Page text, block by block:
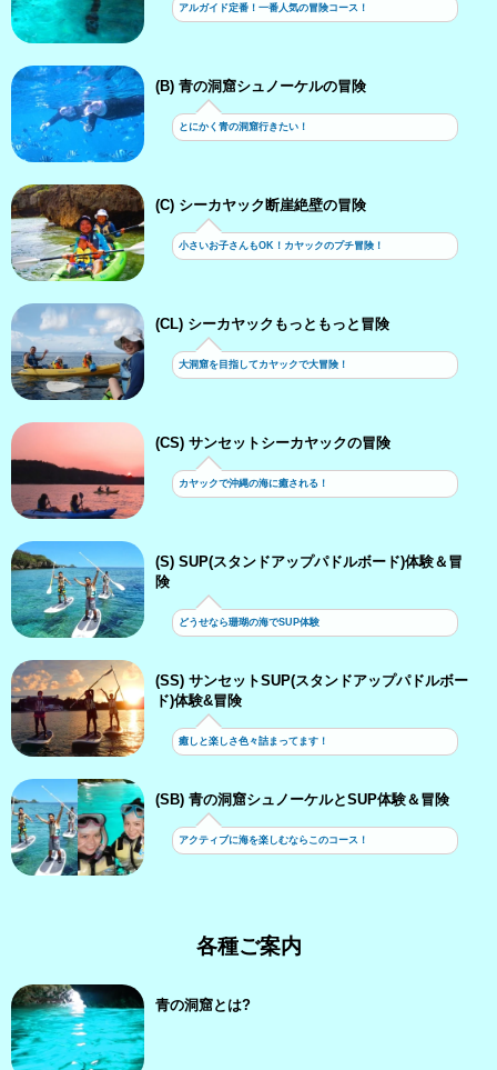
アルガイド定番！一番人気の冒険コース！
(B) 青の洞窟シュノーケルの冒険
とにかく青の洞窟行きたい！
(C) シーカヤック断崖絶壁の冒険
小さいお子さんもOK！カヤックのプチ冒険！
(CL) シーカヤックもっともっと冒険
大洞窟を目指してカヤックで大冒険！
(CS) サンセットシーカヤックの冒険
カヤックで沖縄の海に癒される！
(S) SUP(スタンドアップパドルボード)体験＆冒
険
どうせなら珊瑚の海でSUP体験
(SS) サンセットSUP(スタンドアップパドルボー
ド)体験&冒険
癒しと楽しさ色々詰まってます！
(SB) 青の洞窟シュノーケルとSUP体験＆冒険
アクティブに海を楽しむならこのコース！
各種ご案内
青の洞窟とは?